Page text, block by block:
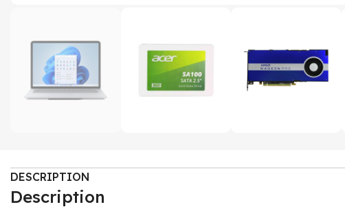
DESCRIPTION
Description